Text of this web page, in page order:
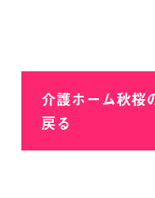
介護ホーム秋桜
戻る